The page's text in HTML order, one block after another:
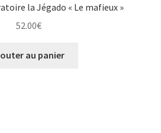
la Jégado « Le mafieux »
52.00€
au panier